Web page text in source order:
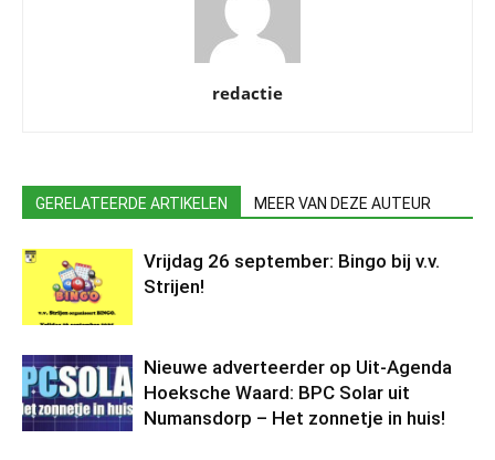
redactie
GERELATEERDE ARTIKELEN MEER VAN DEZE AUTEUR
Vrijdag 26 september: Bingo bij v.v.
Strijen!
Nieuwe adverteerder op Uit-Agenda
Hoeksche Waard: BPC Solar uit
Numansdorp – Het zonnetje in huis!